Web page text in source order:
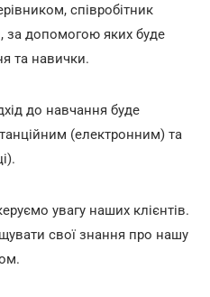
співробітник
за допомогою яких буде
та навички.
до навчання буде
(електронним) та
увагу наших клієнтів.
свої знання про нашу